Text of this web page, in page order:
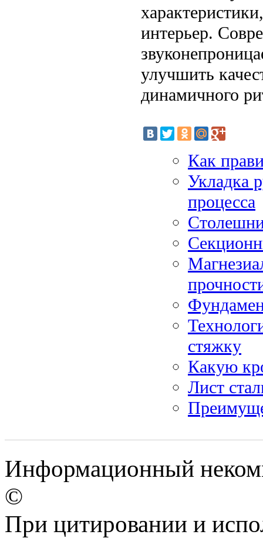
интерьер.
улучшить
динамичного
Как
Укладка
процесса
стяжку
Какую
Лист
Информационный
©
При цитировании и